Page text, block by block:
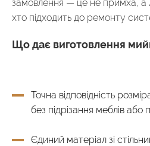
замовлення — це не примха, а
хто підходить до ремонту
Що дає виготовлення
Точна відповідність
без підрізання меблів або
Єдиний матеріал зі